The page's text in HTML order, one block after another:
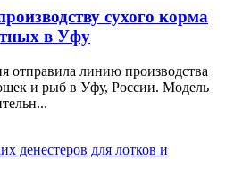
сухого корма
в Уфу
отправила линию производства
и рыб в Уфу, России. Модель